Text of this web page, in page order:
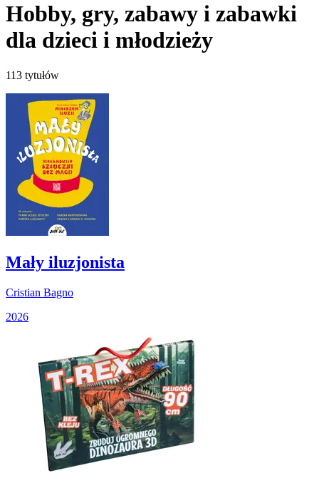
Hobby, gry, zabawy i zabawki
dla dzieci i młodzieży
113 tytułów
Mały iluzjonista
Cristian Bagno
2026